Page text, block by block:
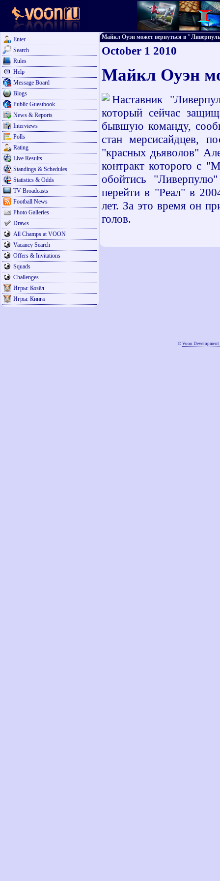
Enter
Search
Rules
Help
Message Board
Blogs
Public Guestbook
News & Reports
Interviews
Polls
Rating
Live Results
Standings & Schedules
Statistics & Odds
TV Broadcasts
Football News
Photo Galleries
Draws
All Champs at VOON
Vacancy Search
Offers & Invitations
Squads
Challenges
Игры: Козёл
Игры: Кинга
Майкл Оуэн может вернуться в
October 1 2010
Майкл Оуэн
Наставник
который сейчас
бывшую команду,
стан мерсисайдцев,
"красных дьяволов"
контракт которого с
обойтись
перейти в "Реал" в
лет. За это время он
голов.
© Voon Development